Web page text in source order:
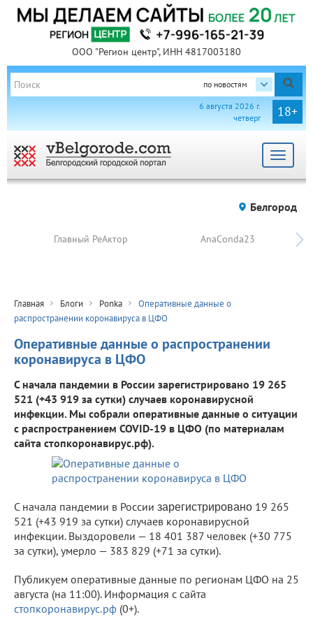
ООО "Регион центр", ИНН 4817003180
по новостям
18+
6 августа 2026 г.
четверг
Toggle
Белгород
Главный РеАктор AnaConda23
Главная Блоги Ponka
Оперативные данные о
распространении коронавируса в ЦФО
Оперативные данные о распространении
коронавируса в ЦФО
С начала пандемии в России зарегистрировано 19 265
521 (+43 919 за сутки) случаев коронавирусной
инфекции. Мы собрали оперативные данные о ситуации
с распространением COVID-19 в ЦФО (по материалам
сайта стопкоронавирус.рф).
С начала пандемии в России зарегистрировано 19 265
521 (+43 919 за сутки) случаев коронавирусной
инфекции. Выздоровели — 18 401 387 человек (+30 775
за сутки), умерло — 383 829 (+71 за сутки).
Публикуем оперативные данные по регионам ЦФО на 25
августа (на 11:00). Информация с сайта
стопкоронавирус.рф (0+).